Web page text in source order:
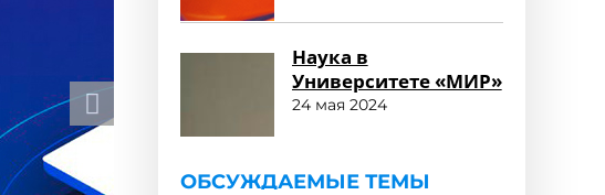
Наука в
Университете «МИР»
24 мая 2024
ОБСУЖДАЕМЫЕ ТЕМЫ